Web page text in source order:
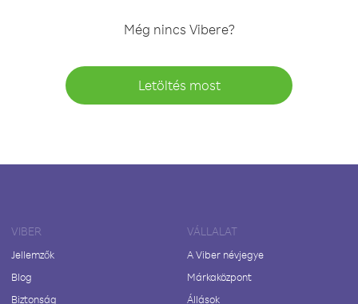
Még nincs Vibere?
Letöltés most
VIBER
Jellemzők
Blog
Biztonság
VÁLLALAT
A Viber névjegye
Márkaközpont
Állások